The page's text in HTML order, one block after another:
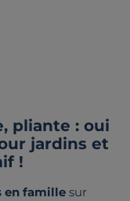
pliante : oui
jardins et
!
en famille sur